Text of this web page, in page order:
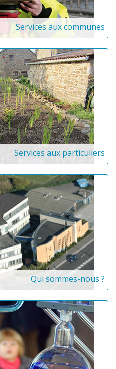
Services aux communes
Services aux particuliers
Qui sommes-nous ?